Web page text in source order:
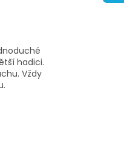
hadici.
Vždy